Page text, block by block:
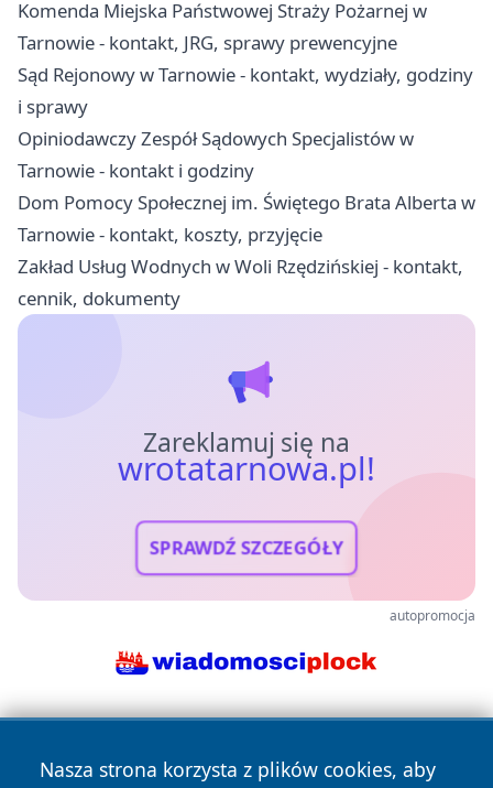
Komenda Miejska Państwowej Straży Pożarnej w
Tarnowie - kontakt, JRG, sprawy prewencyjne
Sąd Rejonowy w Tarnowie - kontakt, wydziały, godziny
i sprawy
Opiniodawczy Zespół Sądowych Specjalistów w
Tarnowie - kontakt i godziny
Dom Pomocy Społecznej im. Świętego Brata Alberta w
Tarnowie - kontakt, koszty, przyjęcie
Zakład Usług Wodnych w Woli Rzędzińskiej - kontakt,
cennik, dokumenty
Zareklamuj się na
wrotatarnowa.pl!
SPRAWDŹ SZCZEGÓŁY
autopromocja
Nasza strona korzysta z plików cookies, aby